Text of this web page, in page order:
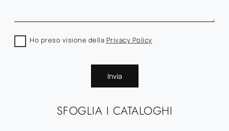
SFOGLIA I CATALOGHI
Ho preso visione della Privacy Policy
Invia